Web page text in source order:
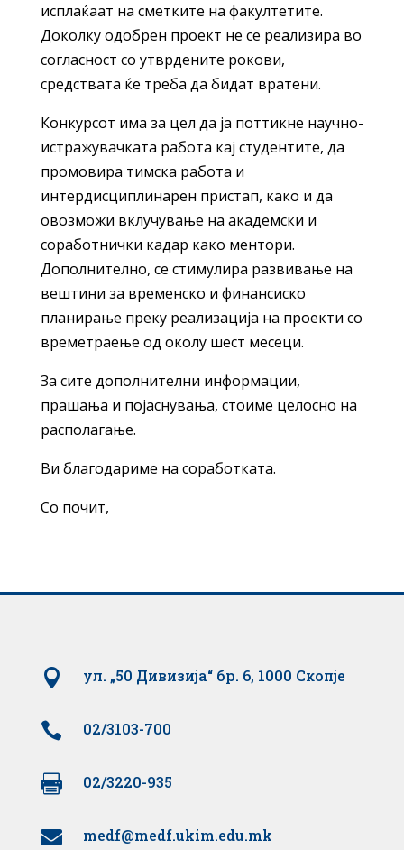
исплаќаат на сметките на факултетите.
Доколку одобрен проект не се реализира во
согласност со утврдените рокови,
средствата ќе треба да бидат вратени.
Конкурсот има за цел да ја поттикне научно-
истражувачката работа кај студентите, да
промовира тимска работа и
интердисциплинарен пристап, како и да
овозможи вклучување на академски и
соработнички кадар како ментори.
Дополнително, се стимулира развивање на
вештини за временско и финансиско
планирање преку реализација на проекти со
времетраење од околу шест месеци.
За сите дополнителни информации,
прашања и појаснувања, стоиме целосно на
располагање.
Ви благодариме на соработката.
Со почит,
 ул. „50 Дивизија“ бр. 6, 1000 Скопје
 02/3103-700
 02/3220-935
 medf@medf.ukim.edu.mk